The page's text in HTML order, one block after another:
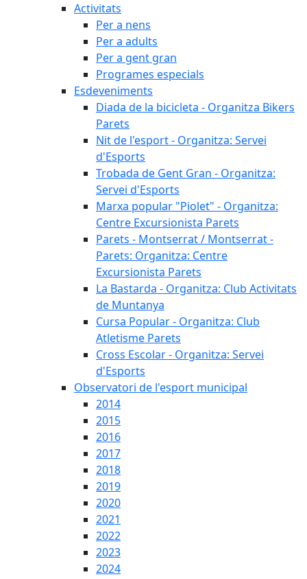
Activitats
Per a nens
Per a adults
Per a gent gran
Programes especials
Esdeveniments
Diada de la bicicleta - Organitza Bikers
Parets
Nit de l'esport - Organitza: Servei
d'Esports
Trobada de Gent Gran - Organitza:
Servei d'Esports
Marxa popular "Piolet" - Organitza:
Centre Excursionista Parets
Parets - Montserrat / Montserrat -
Parets: Organitza: Centre
Excursionista Parets
La Bastarda - Organitza: Club Activitats
de Muntanya
Cursa Popular - Organitza: Club
Atletisme Parets
Cross Escolar - Organitza: Servei
d'Esports
Observatori de l'esport municipal
2014
2015
2016
2017
2018
2019
2020
2021
2022
2023
2024